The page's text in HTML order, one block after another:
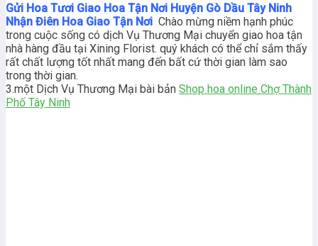
Gửi Hoa Tươi Giao Hoa Tận Nơi Huyện Gò Dầu Tây Ninh
Nhận Điên Hoa Giao Tận Nơi Chào mừng niềm hạnh phúc
trong cuộc sống có dịch Vụ Thương Mại chuyển giao hoa tận
nhà hàng đầu tại Xining Florist. quý khách có thể chỉ sắm thấy
rất chất lượng tốt nhất mang đến bất cứ thời gian làm sao
trong thời gian.
3.một Dịch Vụ Thương Mại bài bản Shop hoa online Chợ Thành
Phố Tây Ninh